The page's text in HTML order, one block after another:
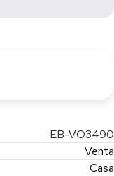
EB-VO3490
Venta
Casa